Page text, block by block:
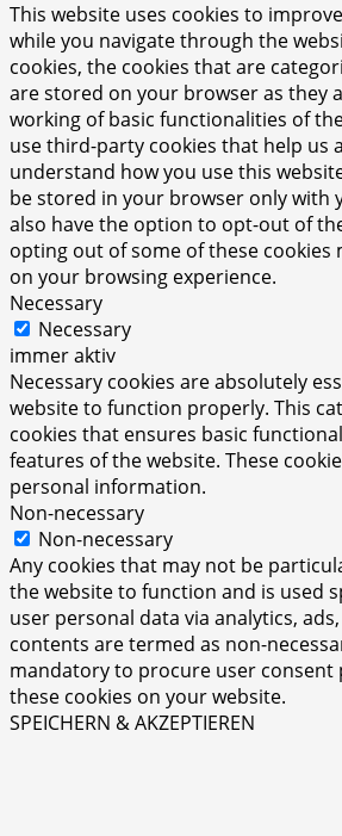
This website uses cookies to
while you navigate through the
cookies, the cookies that are
are stored on your browser as they
working of basic functionalities of
use third-party cookies that help us
understand how you use this
be stored in your browser only with
also have the option to opt-out of
opting out of some of these cookies
on your browsing experience.
Necessary
Necessary
immer aktiv
Necessary cookies are absolutely
website to function properly. This
cookies that ensures basic
features of the website. These
personal information.
Non-necessary
Non-necessary
Any cookies that may not be
the website to function and is used
user personal data via analytics,
contents are termed as non-
mandatory to procure user
these cookies on your website.
SPEICHERN & AKZEPTIEREN